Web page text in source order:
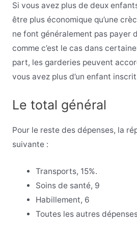
Si vous avez plus de deux
être plus économique qu’une
ne font généralement pas payer
comme c’est le cas dans
part, les garderies peuvent
vous avez plus d’un enfant
Le total général
Pour le reste des dépenses, la
suivante :
Transports, 15%.
Soins de santé, 9
Habillement, 6
Toutes les autres